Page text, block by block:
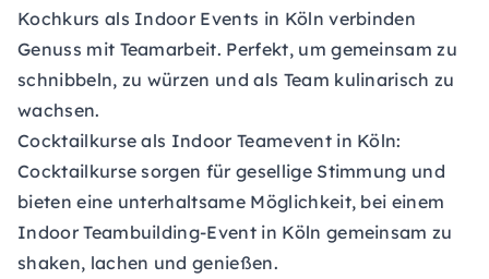
Kochkurs als Indoor Events in Köln verbinden
Genuss mit Teamarbeit. Perfekt, um gemeinsam zu
schnibbeln, zu würzen und als Team kulinarisch zu
wachsen.
Cocktailkurse als Indoor Teamevent in Köln:
Cocktailkurse sorgen für gesellige Stimmung und
bieten eine unterhaltsame Möglichkeit, bei einem
Indoor Teambuilding-Event in Köln gemeinsam zu
shaken, lachen und genießen.